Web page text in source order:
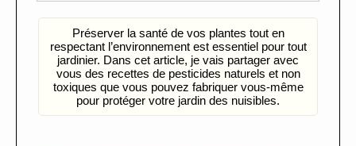
Préserver la santé de vos plantes tout en
respectant l’environnement est essentiel pour tout
jardinier. Dans cet article, je vais partager avec
vous des recettes de pesticides naturels et non
toxiques que vous pouvez fabriquer vous-même
pour protéger votre jardin des nuisibles.